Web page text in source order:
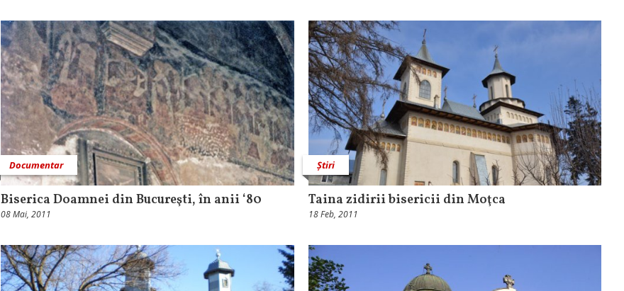
Documentar
Biserica Doamnei din Bucureşti, în anii ‘80
08 Mai, 2011
Știri
Taina zidirii bisericii din Moţca
18 Feb, 2011